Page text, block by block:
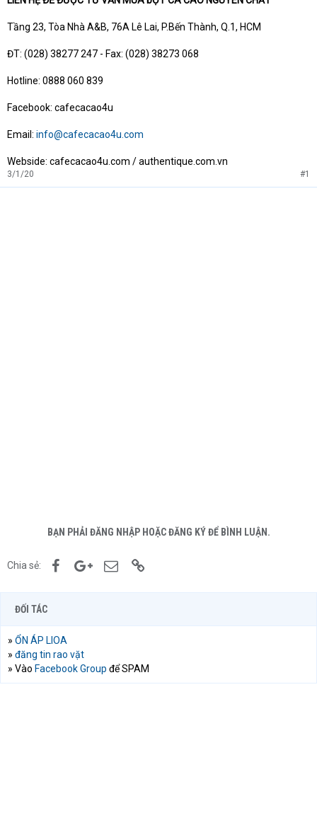
Tầng 23, Tòa Nhà A&B, 76A Lê Lai, P.Bến Thành, Q.1, HCM
ĐT: (028) 38277 247 - Fax: (028) 38273 068
Hotline: 0888 060 839
Facebook: cafecacao4u
Email: info@cafecacao4u.com
Webside: cafecacao4u.com / authentique.com.vn
3/1/20 #1
BẠN PHẢI ĐĂNG NHẬP HOẶC ĐĂNG KÝ ĐỂ BÌNH LUẬN.
Chia sẻ: FacebookGoogle+Email
ĐỐI TÁC
» ỔN ÁP LIOA
» đăng tin rao vặt
» Vào Facebook Group để SPAM